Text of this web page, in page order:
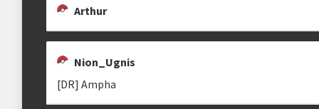
Arthur
Nion_Ugnis
[DR] Ampha